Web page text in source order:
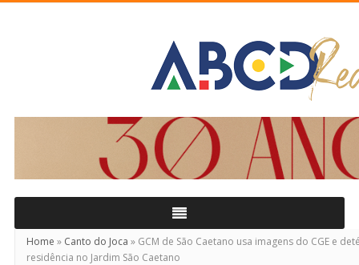
Home » Canto do Joca » GCM de São Caetano usa imagens do CGE e
residência no Jardim São Caetano